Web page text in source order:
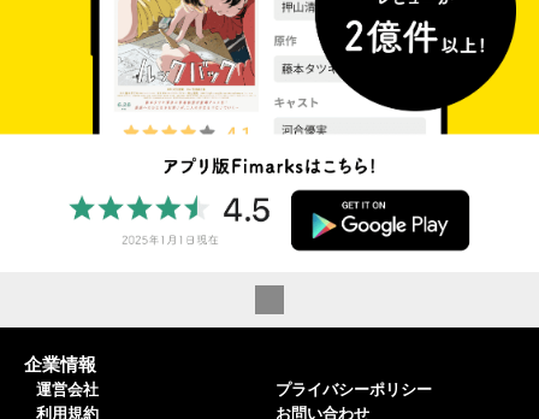
企業情報
運営会社
利用規約
プライバシーポリシー
お問い合わせ